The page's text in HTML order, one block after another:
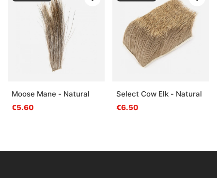
Moose Mane - Natural
€5.60
Select Cow Elk - Natural
€6.50